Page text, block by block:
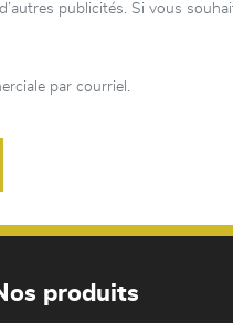
publicités. Si vous
par courriel.
produits